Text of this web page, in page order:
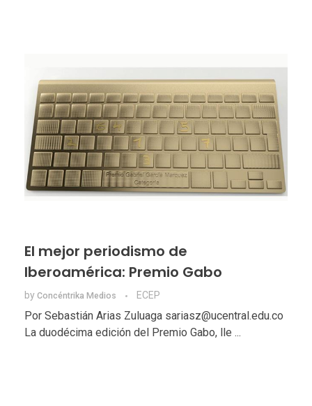
El mejor periodismo de
Iberoamérica: Premio Gabo
by Concéntrika Medios ECEP
Por Sebastián Arias Zuluaga sariasz@ucentral.edu.co
La duodécima edición del Premio Gabo, lle ...